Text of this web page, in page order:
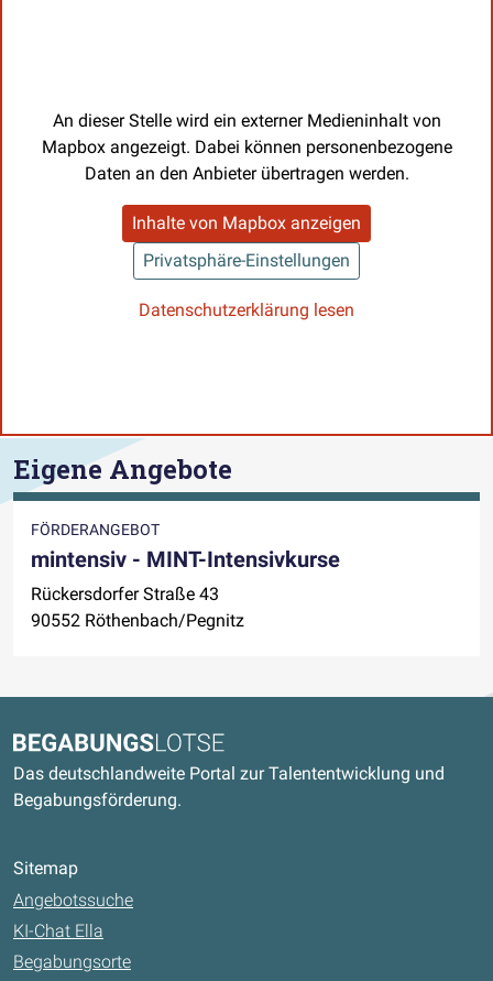
An dieser Stelle wird ein externer Medieninhalt von
Mapbox angezeigt. Dabei können personenbezogene
Daten an den Anbieter übertragen werden.
Inhalte von Mapbox anzeigen
Privatsphäre-Einstellungen
Datenschutzerklärung lesen
Eigene Angebote
FÖRDERANGEBOT
mintensiv - MINT-Intensivkurse
Rückersdorfer Straße 43
90552 Röthenbach/Pegnitz
Begabungslotse
Das deutschlandweite Portal zur Talententwicklung und
Begabungsförderung.
Sitemap
Angebotssuche
KI-Chat Ella
Begabungsorte